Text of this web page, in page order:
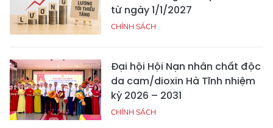
từ ngày 1/1/2027
CHÍNH SÁCH
Đại hội Hội Nạn nhân chất độc
da cam/dioxin Hà Tĩnh nhiệm
kỳ 2026 – 2031
CHÍNH SÁCH